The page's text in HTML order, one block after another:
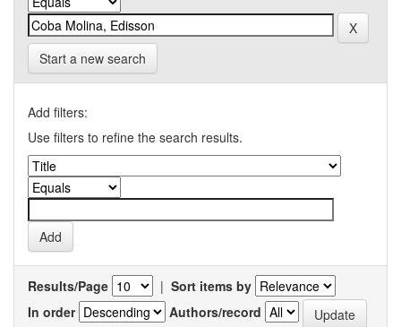
Start a new search
Add filters:
Use filters to refine the search results.
Results/Page | Sort items by
In order
Authors/record